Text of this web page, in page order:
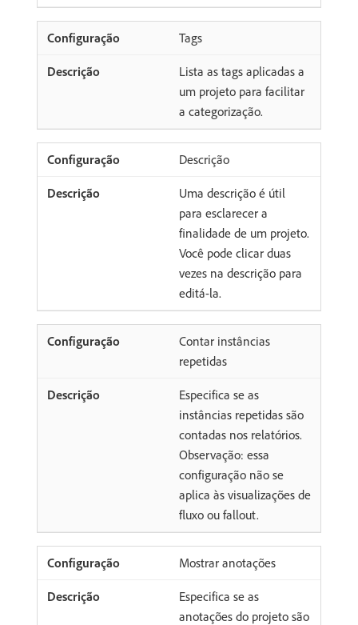
Tags
Lista as tags aplicadas a
um projeto para facilitar
a categorização.
Descrição
Uma descrição é útil
para esclarecer a
finalidade de um projeto.
Você pode clicar duas
vezes na descrição para
editá-la.
Contar instâncias
repetidas
Especifica se as
instâncias repetidas são
contadas nos relatórios.
Observação: essa
configuração não se
aplica às visualizações de
fluxo ou fallout.
Mostrar anotações
Especifica se as
anotações do projeto são